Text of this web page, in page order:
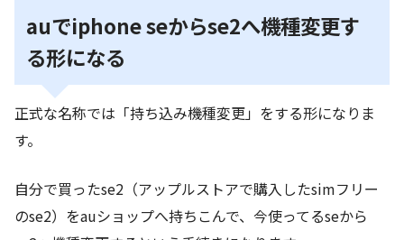
auでiphone seからse2へ機種変更す
る形になる
正式な名称では「持ち込み機種変更」をする形になりま
す。
自分で買ったse2（アップルストアで購入したsimフリー
のse2）をauショップへ持ちこんで、今使ってるseから